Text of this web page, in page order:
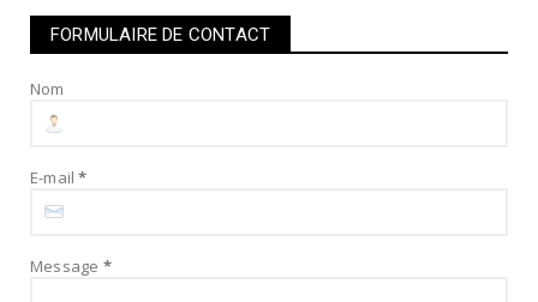
FORMULAIRE DE CONTACT
Nom
E-mail*
Message *